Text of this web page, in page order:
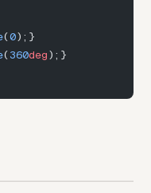
(0);}
(360deg);}